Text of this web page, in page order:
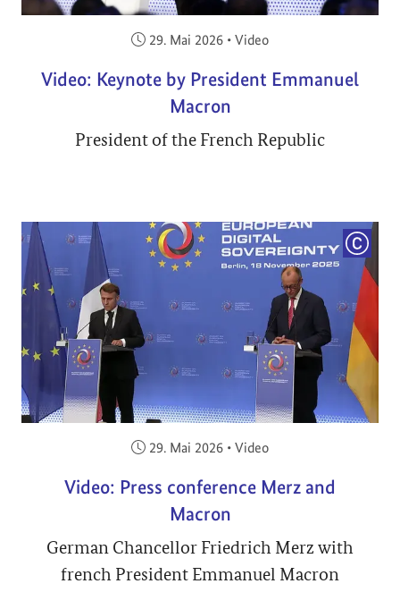
Veröffentlicht am:
29. Mai 2026 • Video
Video: Keynote by President Emmanuel
Macron
President of the French Republic
Veröffentlicht am:
29. Mai 2026 • Video
Video: Press conference Merz and
Macron
German Chancellor Friedrich Merz with
french President Emmanuel Macron